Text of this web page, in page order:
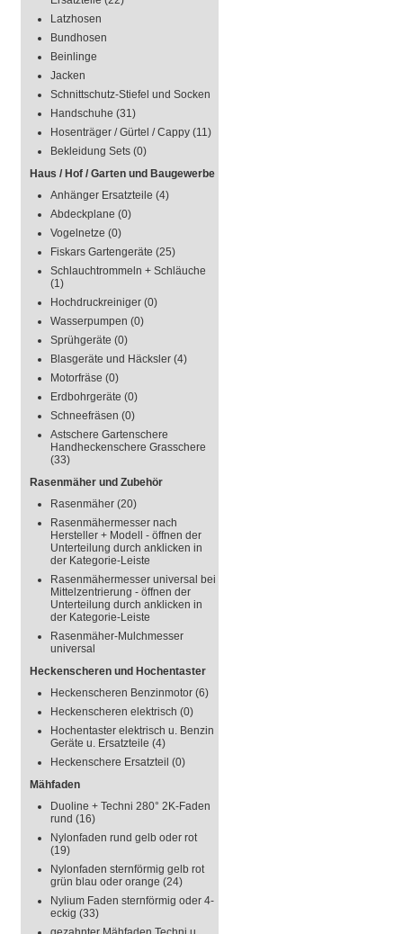
Latzhosen
Bundhosen
Beinlinge
Jacken
Schnittschutz-Stiefel und Socken
Handschuhe (31)
Hosenträger / Gürtel / Cappy (11)
Bekleidung Sets (0)
Haus / Hof / Garten und Baugewerbe
Anhänger Ersatzteile (4)
Abdeckplane (0)
Vogelnetze (0)
Fiskars Gartengeräte (25)
Schlauchtrommeln + Schläuche
(1)
Hochdruckreiniger (0)
Wasserpumpen (0)
Sprühgeräte (0)
Blasgeräte und Häcksler (4)
Motorfräse (0)
Erdbohrgeräte (0)
Schneefräsen (0)
Astschere Gartenschere
Handheckenschere Grasschere
(33)
Rasenmäher und Zubehör
Rasenmäher (20)
Rasenmähermesser nach
Hersteller + Modell - öffnen der
Unterteilung durch anklicken in
der Kategorie-Leiste
Rasenmähermesser universal bei
Mittelzentrierung - öffnen der
Unterteilung durch anklicken in
der Kategorie-Leiste
Rasenmäher-Mulchmesser
universal
Heckenscheren und Hochentaster
Heckenscheren Benzinmotor (6)
Heckenscheren elektrisch (0)
Hochentaster elektrisch u. Benzin
Geräte u. Ersatzteile (4)
Heckenschere Ersatzteil (0)
Mähfaden
Duoline + Techni 280° 2K-Faden
rund (16)
Nylonfaden rund gelb oder rot
(19)
Nylonfaden sternförmig gelb rot
grün blau oder orange (24)
Nylium Faden sternförmig oder 4-
eckig (33)